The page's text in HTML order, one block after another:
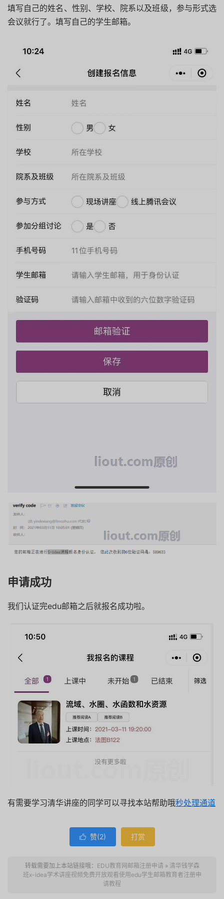
填写自己的姓名、性别、学校、院系以及班级，参与形式选
会议就行了。填写自己的学生邮箱。
申请成功
我们认证完edu邮箱之后就报名成功啦。
有需要学习清华讲座的同学可以寻找本站帮助哦秒处理通道
 赞(2) 打赏
转载需要加上本站链接哦： EDU教育网邮箱注册申请 » 清华钱学森
班x-idea学术讲座视频免费开放观看使用edu学生邮箱教育者注册申
请教程